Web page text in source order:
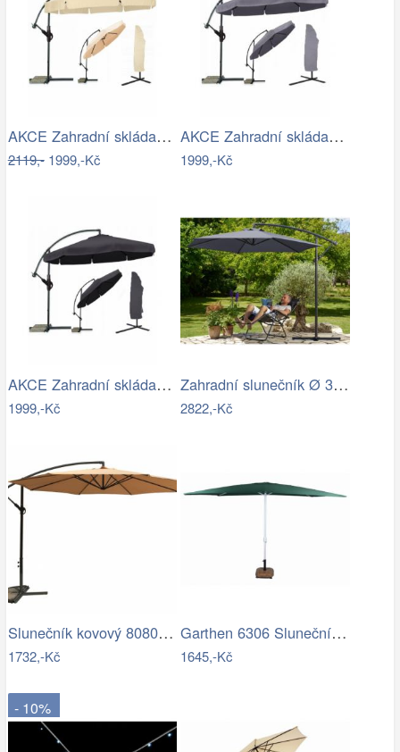
AKCE Zahradní skládací slunečník LEVI…
2119,-1999,-Kč
AKCE Zahradní skládací slunečník LEVI…
1999,-Kč
AKCE Zahradní skládací slunečník LEVI…
1999,-Kč
Zahradní slunečník Ø 330 cm D2557…
2822,-Kč
Slunečník kovový 8080 ø350 ROJAPLAST
1732,-Kč
Garthen 6306 Slunečník obdélníkový 2x3…
1645,-Kč
- 10%